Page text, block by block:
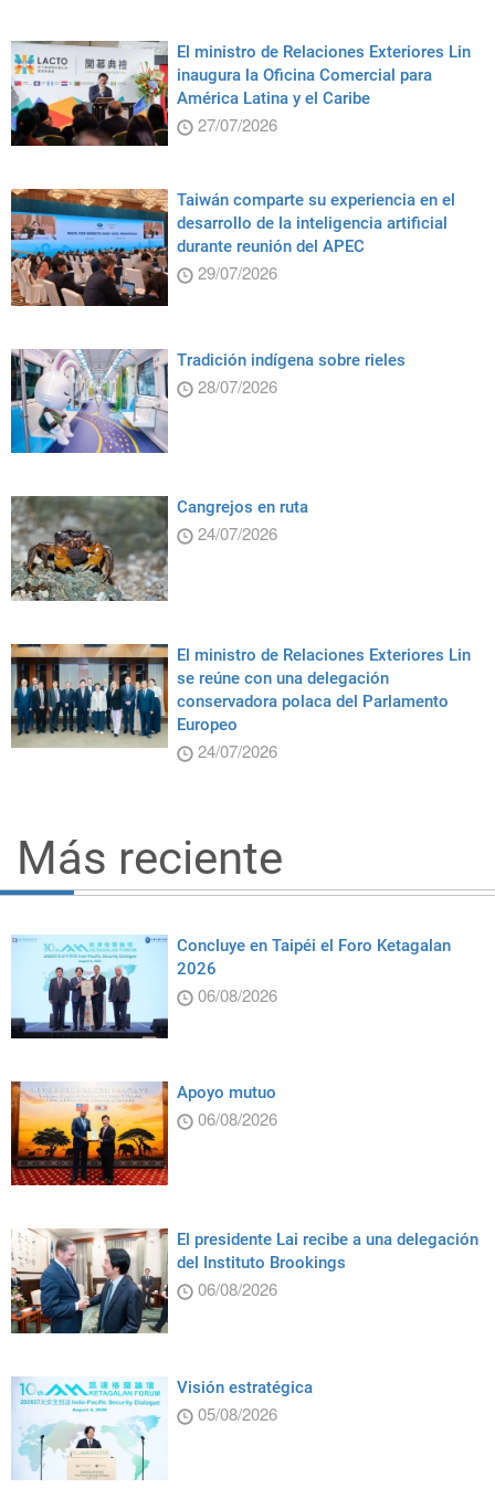
El ministro de Relaciones Exteriores Lin
inaugura la Oficina Comercial para
América Latina y el Caribe
27/07/2026
Taiwán comparte su experiencia en el
desarrollo de la inteligencia artificial
durante reunión del APEC
29/07/2026
Tradición indígena sobre rieles
28/07/2026
Cangrejos en ruta
24/07/2026
El ministro de Relaciones Exteriores Lin
se reúne con una delegación
conservadora polaca del Parlamento
Europeo
24/07/2026
Más reciente
Concluye en Taipéi el Foro Ketagalan
2026
06/08/2026
Apoyo mutuo
06/08/2026
El presidente Lai recibe a una delegación
del Instituto Brookings
06/08/2026
Visión estratégica
05/08/2026